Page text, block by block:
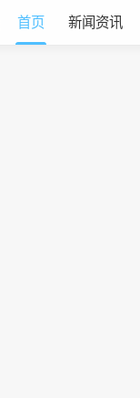
首页 新闻资讯